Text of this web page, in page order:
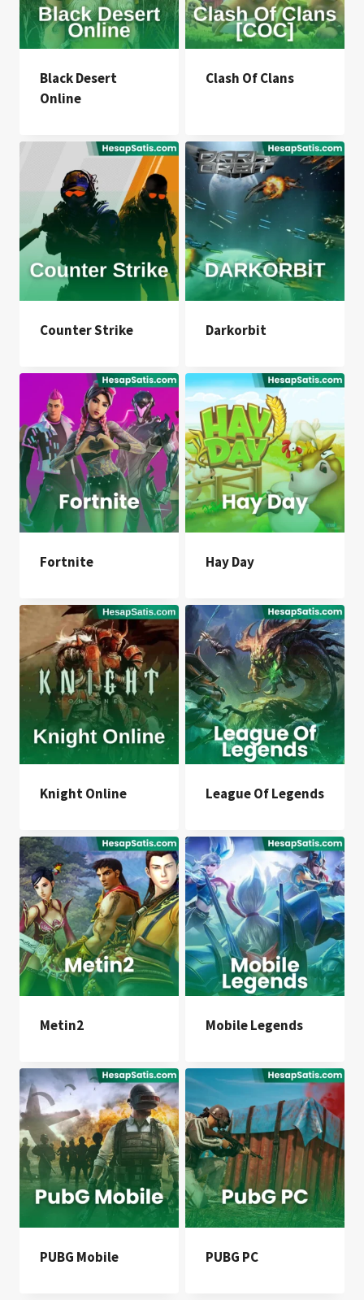
Black Desert
Online
Clash Of Clans
Counter Strike Darkorbit
Fortnite Hay Day
Knight Online League Of Legends
Metin2 Mobile Legends
PUBG Mobile PUBG PC